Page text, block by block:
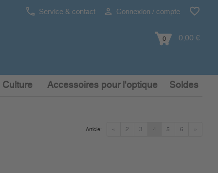
Service & contact Connexion / compte
0 0,00 €
Culture Accessoires pour l'optique Soldes
« 2 3 4 5 6 »
Article: